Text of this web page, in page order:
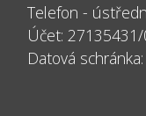
Telefon -
Účet:
Datová schránka: